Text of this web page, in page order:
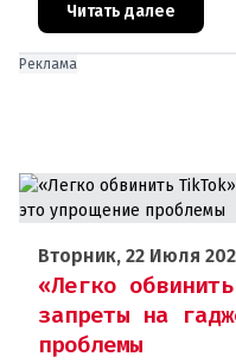
нейробиологи
Читать далее
Реклама
Вторник, 22 Июля
«Легко
запреты на
проблемы